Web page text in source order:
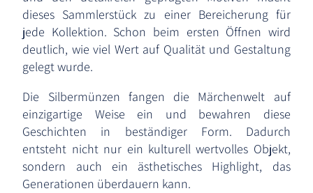
dieses Sammlerstück zu einer Bereicherung für
jede Kollektion. Schon beim ersten Öffnen wird
deutlich, wie viel Wert auf Qualität und Gestaltung
gelegt wurde.
Die Silbermünzen fangen die Märchenwelt auf
einzigartige Weise ein und bewahren diese
Geschichten in beständiger Form. Dadurch
entsteht nicht nur ein kulturell wertvolles Objekt,
sondern auch ein ästhetisches Highlight, das
Generationen überdauern kann.